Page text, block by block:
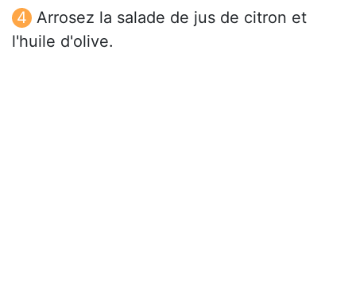
Arrosez la salade de jus de citron et
l'huile d'olive.